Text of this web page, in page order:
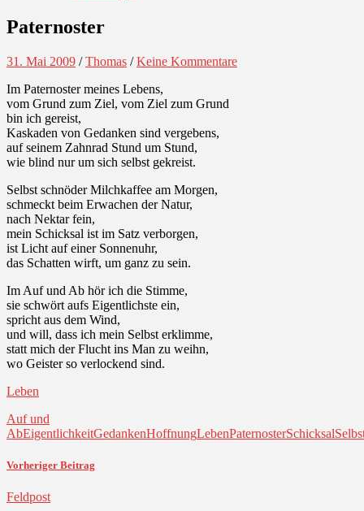
Paternoster
31. Mai 2009 /Thomas /Keine Kommentare
Im Paternoster meines Lebens,
vom Grund zum Ziel, vom Ziel zum Grund
bin ich gereist,
Kaskaden von Gedanken sind vergebens,
auf seinem Zahnrad Stund um Stund,
wie blind nur um sich selbst gekreist.
Selbst schnöder Milchkaffee am Morgen,
schmeckt beim Erwachen der Natur,
nach Nektar fein,
mein Schicksal ist im Satz verborgen,
ist Licht auf einer Sonnenuhr,
das Schatten wirft, um ganz zu sein.
Im Auf und Ab hör ich die Stimme,
sie schwört aufs Eigentlichste ein,
spricht aus dem Wind,
und will, dass ich mein Selbst erklimme,
statt mich der Flucht ins Man zu weihn,
wo Geister so verlockend sind.
Leben
Auf und
AbEigentlichkeitGedankenHoffnungLebenPaternosterSchicksal
Vorheriger Beitrag
Feldpost